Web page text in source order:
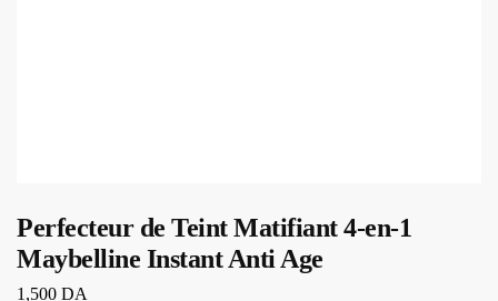
Perfecteur de Teint Matifiant 4-en-1
Maybelline Instant Anti Age
1,500 DA